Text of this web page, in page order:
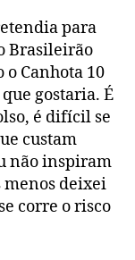
para
Brasileirão
o Canhota 10
gostaria. É
é difícil se
custam
não inspiram
menos deixei
corre o risco